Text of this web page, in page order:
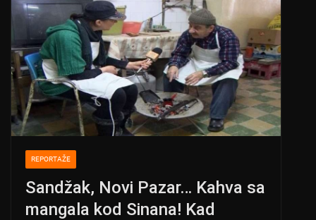
REPORTAŽE
Sandžak, Novi Pazar… Kahva sa
mangala kod Sinana! Kad